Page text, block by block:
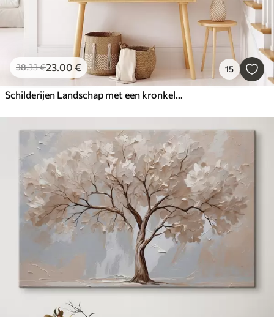
38.33€23.00 € 15
Schilderijen Landschap met een kronkelend zandpad dat leidt door een bos van herfstkleurige bomen en een zonsondergang